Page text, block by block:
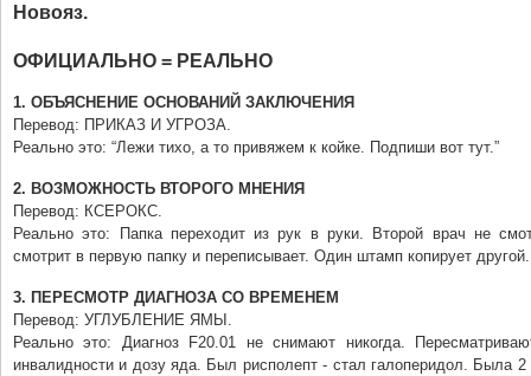
Новояз.
ОФИЦИАЛЬНО = РЕАЛЬНО
1. ОБЪЯСНЕНИЕ ОСНОВАНИЙ ЗАКЛЮЧЕНИЯ
Перевод: ПРИКАЗ И УГРОЗА.
Реально это: “Лежи тихо, а то привяжем к койке. Подпиши вот тут.”
2. ВОЗМОЖНОСТЬ ВТОРОГО МНЕНИЯ
Перевод: КСЕРОКС.
Реально это: Папка переходит из рук в руки. Второй врач не
смотрит в первую папку и переписывает. Один штамп копирует другой.
3. ПЕРЕСМОТР ДИАГНОЗА СО ВРЕМЕНЕМ
Перевод: УГЛУБЛЕНИЕ ЯМЫ.
Реально это: Диагноз F20.01 не снимают никогда.
инвалидности и дозу яда. Был рисполепт - стал галоперидол. Была 2